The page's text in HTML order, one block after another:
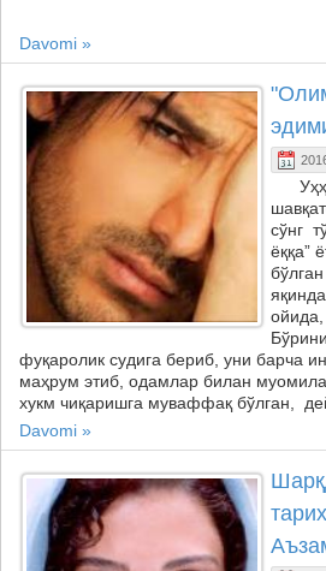
Davomi »
сўнг
ёққа”
фуқаролик судига бериб, уни барча
маҳрум этиб, одамлар билан
хукм чиқаришга муваффақ бўлган,
Davomi »